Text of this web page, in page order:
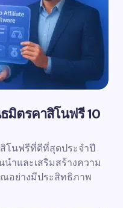
มิตรคาสิโนฟรี 10
โนฟรีที่ดีที่สุดประจำปี
ำและเสริมสร้างความ
อย่างมีประสิทธิภาพ